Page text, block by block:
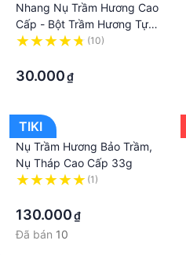
Nhang Nụ Trầm Hương Cao
Cấp - Bột Trầm Hương Tự
Nhiên - Nhang Không Hóa
(10)
30.000₫
TIKI
Nụ Trầm Hương Bảo Trầm,
Nụ Tháp Cao Cấp 33g
(1)
130.000₫
Đã bán 10